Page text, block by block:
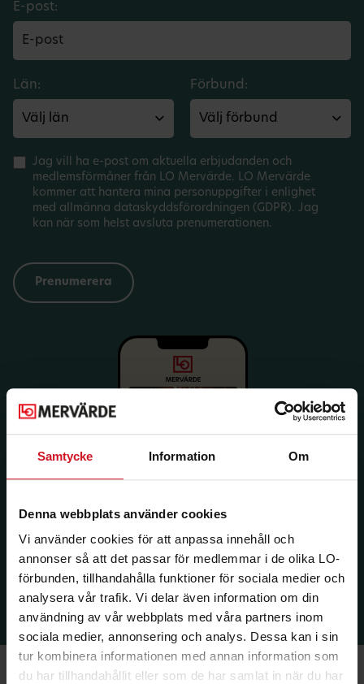
Samtycke Information Om
Denna webbplats använder cookies
Vi använder cookies för att anpassa innehåll och
annonser så att det passar för medlemmar i de olika LO-
förbunden, tillhandahålla funktioner för sociala medier och
analysera vår trafik. Vi delar även information om din
användning av vår webbplats med våra partners inom
sociala medier, annonsering och analys. Dessa kan i sin
tur kombinera informationen med annan information som
du har tillhandahållit eller som de har samlat in när du har
E-post:
Län: Förbund:
Jag vill ha e-post om aktuella erbjudanden och
medlemsförmåner från LO Mervärde. LO Mervärde
kommer att hantera mina personuppgifter i enlighet
med allmänna dataskyddsförordningen (GDPR). Jag
kan när som helst avsluta prenumerationen.